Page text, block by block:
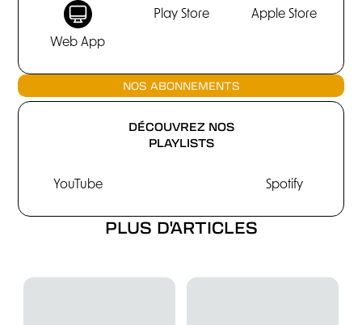
Web App
Play Store Apple Store
NOS ABONNEMENTS
DÉCOUVREZ NOS
PLAYLISTS
YouTube Spotify
PLUS D'ARTICLES